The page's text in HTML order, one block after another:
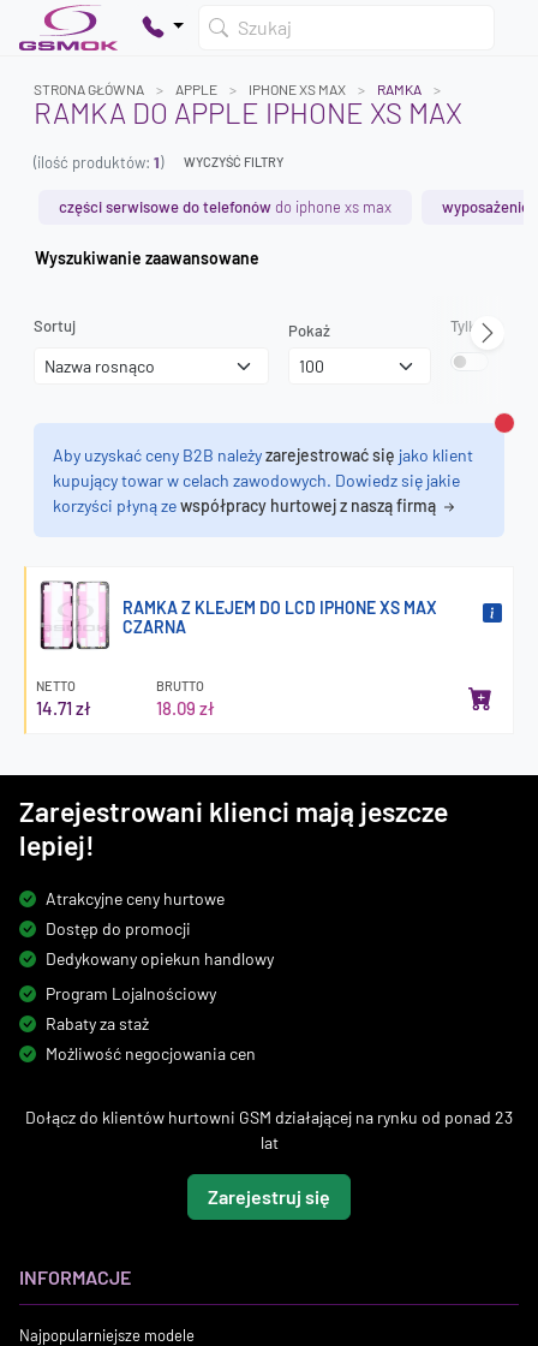
Szukaj
Twój koszyk jest pusty
STRONA GŁÓWNA APPLE IPHONE XS MAX RAMKA
RAMKA DO APPLE IPHONE XS MAX
(ilość produktów: 1) WYCZYŚĆ FILTRY
części serwisowe do telefonów do iphone xs max wyposażenie
Wyszukiwanie zaawansowane
Sortuj Pokaż Tylko
Aby uzyskać ceny B2B należyzarejestrować się jako klient
kupujący towar w celach zawodowych. Dowiedz się jakie
korzyści płyną zewspółpracy hurtowej z naszą firmą
RAMKA Z KLEJEM DO LCD IPHONE XS MAX
CZARNA
NETTO
14.71 zł
BRUTTO
18.09 zł
Zarejestrowani klienci mają jeszcze
lepiej!
Atrakcyjne ceny hurtowe
Dostęp do promocji
Dedykowany opiekun handlowy
Program Lojalnościowy
Rabaty za staż
Możliwość negocjowania cen
Dołącz do klientów hurtowni GSM działającej na rynku od ponad 23
lat
Zarejestruj się
INFORMACJE
Najpopularniejsze modele